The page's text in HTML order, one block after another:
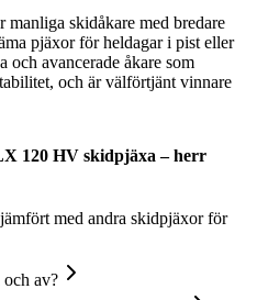
skidåkare med bredare
pjäxor för heldagar i pist eller
och avancerade åkare som
och är välförtjänt vinnare
120 HV skidpjäxa – herr
med andra skidpjäxor för
och av?